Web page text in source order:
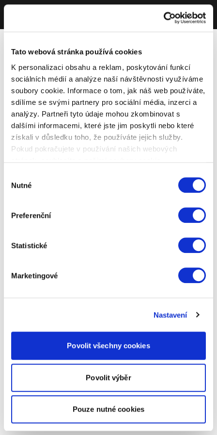
Tato webová stránka používá cookies
K personalizaci obsahu a reklam, poskytování funkcí
sociálních médií a analýze naší návštěvnosti využíváme
soubory cookie. Informace o tom, jak náš web používáte,
sdílíme se svými partnery pro sociální média, inzerci a
analýzy. Partneři tyto údaje mohou zkombinovat s
dalšími informacemi, které jste jim poskytli nebo které
získali v důsledku toho, že používáte jejich služby.
Pokud pokračujete v používání našich webových
souhlasu
Nutné
Preferenční
Statistické
Marketingové
Nastavení
Povolit všechny cookies
Povolit výběr
Pouze nutné cookies